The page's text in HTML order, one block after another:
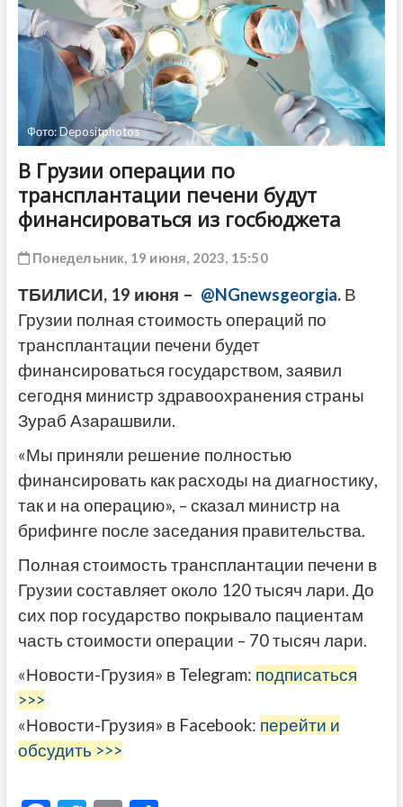
Фото: Depositphotos
В Грузии операции по
трансплантации печени будут
финансироваться из госбюджета
Понедельник, 19 июня, 2023, 15:50
ТБИЛИСИ, 19 июня – @NGnewsgeorgia.В
Грузии полная стоимость операций по
трансплантации печени будет
финансироваться государством, заявил
сегодня министр здравоохранения страны
Зураб Азарашвили.
«Мы приняли решение полностью
финансировать как расходы на диагностику,
так и на операцию», – сказал министр на
брифинге после заседания правительства.
Полная стоимость трансплантации печени в
Грузии составляет около 120 тысяч лари. До
сих пор государство покрывало пациентам
часть стоимости операции – 70 тысяч лари.
«Новости-Грузия» в Telegram: подписаться
>>>
«Новости-Грузия» в Facebook: перейти и
обсудить >>>